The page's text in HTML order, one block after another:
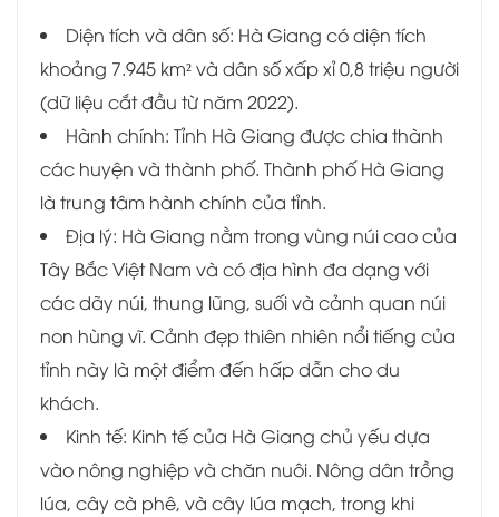
Diện tích và dân số: Hà Giang có diện tích
khoảng 7.945 km² và dân số xấp xỉ 0,8 triệu người
(dữ liệu cắt đầu từ năm 2022).
Hành chính: Tỉnh Hà Giang được chia thành
các huyện và thành phố. Thành phố Hà Giang
là trung tâm hành chính của tỉnh.
Địa lý: Hà Giang nằm trong vùng núi cao của
Tây Bắc Việt Nam và có địa hình đa dạng với
các dãy núi, thung lũng, suối và cảnh quan núi
non hùng vĩ. Cảnh đẹp thiên nhiên nổi tiếng của
tỉnh này là một điểm đến hấp dẫn cho du
khách.
Kinh tế: Kinh tế của Hà Giang chủ yếu dựa
vào nông nghiệp và chăn nuôi. Nông dân trồng
lúa, cây cà phê, và cây lúa mạch, trong khi